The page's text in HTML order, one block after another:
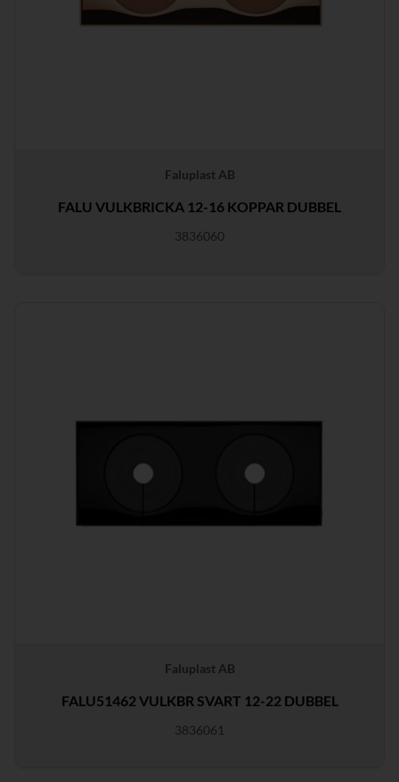
Faluplast AB
FALU VULKBRICKA 12-16 KOPPAR DUBBEL
3836060
Faluplast AB
FALU51462 VULKBR SVART 12-22 DUBBEL
3836061